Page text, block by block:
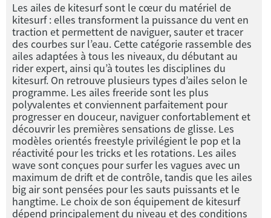
Les ailes de kitesurf sont le cœur du matériel de
kitesurf : elles transforment la puissance du vent en
traction et permettent de naviguer, sauter et tracer
des courbes sur l’eau. Cette catégorie rassemble des
ailes adaptées à tous les niveaux, du débutant au
rider expert, ainsi qu’à toutes les disciplines du
kitesurf. On retrouve plusieurs types d’ailes selon le
programme. Les ailes freeride sont les plus
polyvalentes et conviennent parfaitement pour
progresser en douceur, naviguer confortablement et
découvrir les premières sensations de glisse. Les
modèles orientés freestyle privilégient le pop et la
réactivité pour les tricks et les rotations. Les ailes
wave sont conçues pour surfer les vagues avec un
maximum de drift et de contrôle, tandis que les ailes
big air sont pensées pour les sauts puissants et le
hangtime. Le choix de son équipement de kitesurf
dépend principalement du niveau et des conditions